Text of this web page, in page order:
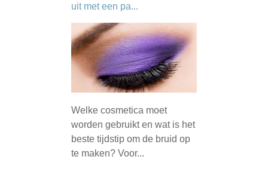
uit met een pa...
Welke cosmetica moet
worden gebruikt en wat is het
beste tijdstip om de bruid op
te maken? Voor...